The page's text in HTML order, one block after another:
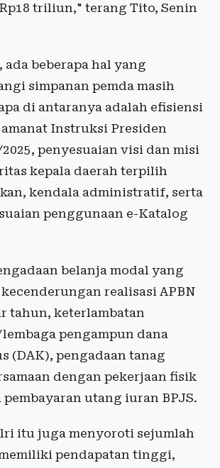
triliun," terang Tito, Senin
beberapa hal yang
simpanan pemda masih
di antaranya adalah efisiensi
amanat Instruksi Presiden
penyesuaian visi dan misi
kepala daerah terpilih
kendala administratif, serta
penggunaan e-Katalog
belanja modal yang
realisasi APBN
tahun, keterlambatan
pengampun dana
(DAK), pengadaan tanag
dengan pekerjaan fisik
pembayaran utang iuran BPJS.
itu juga menyoroti sejumlah
pendapatan tinggi,